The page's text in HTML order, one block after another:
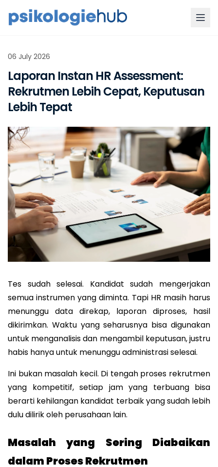
06 July 2026
Laporan Instan HR Assessment:
Rekrutmen Lebih Cepat, Keputusan
Lebih Tepat
Tes sudah selesai. Kandidat sudah mengerjakan
semua instrumen yang diminta. Tapi HR masih harus
menunggu data direkap, laporan diproses, hasil
dikirimkan. Waktu yang seharusnya bisa digunakan
untuk menganalisis dan mengambil keputusan, justru
habis hanya untuk menunggu administrasi selesai.
Ini bukan masalah kecil. Di tengah proses rekrutmen
yang kompetitif, setiap jam yang terbuang bisa
berarti kehilangan kandidat terbaik yang sudah lebih
dulu dilirik oleh perusahaan lain.
Masalah yang Sering Diabaikan
dalam Proses Rekrutmen